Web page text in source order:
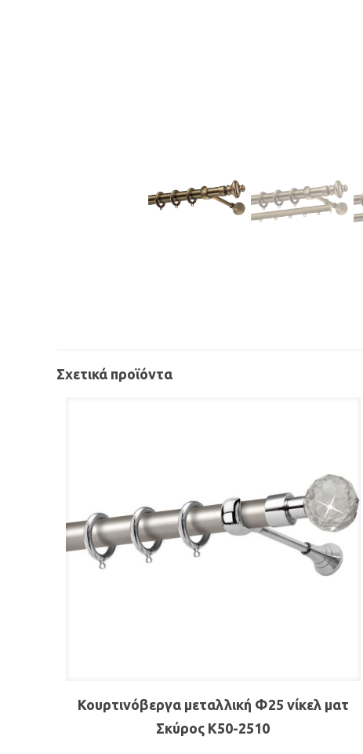
Σχετικά προϊόντα
Κουρτινόβεργα μεταλλική Φ25 νίκελ ματ
Σκύρος K50-2510